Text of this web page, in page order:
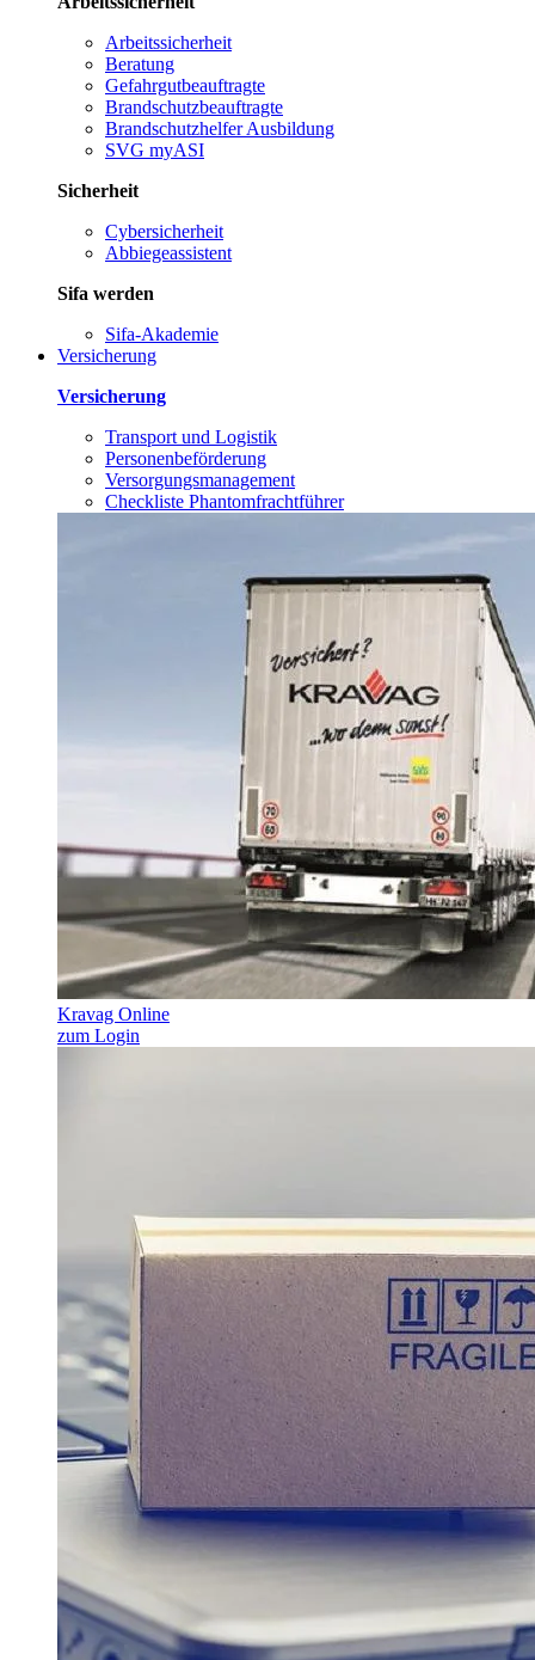
Arbeitssicherheit
Beratung
Gefahrgutbeauftragte
Brandschutzbeauftragte
Brandschutzhelfer Ausbildung
SVG myASI
Sicherheit
Cybersicherheit
Abbiegeassistent
Sifa werden
Sifa-Akademie
Versicherung
Versicherung
Transport und Logistik
Personenbeförderung
Versorgungsmanagement
Checkliste Phantomfrachtführer
Kravag Online
zum Login